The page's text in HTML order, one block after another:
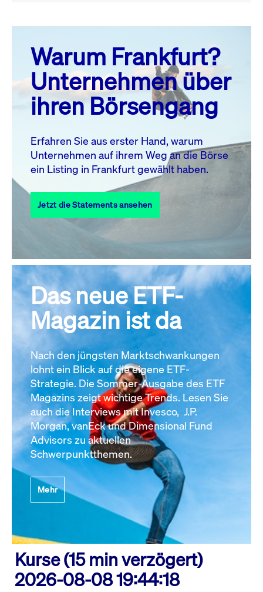
August 26
MO. DI. MI. DO. FR. SA. SO.
1
2
3
4 5 6 7 8
10 11 13 14
17
18 19 20 21 22
23
27 28
31
Alle Events
Warum Frankfurt?
Unternehmen über
ihren Börsengang
Erfahren Sie aus erster Hand, warum
Unternehmen auf ihrem Weg an die Börse
ein Listing in Frankfurt gewählt haben.
Jetzt die Statements ansehen
Das neue ETF-
Magazin ist da
Nach den jüngsten Marktschwankungen
lohnt ein Blick auf die eigene ETF-
Strategie. Die Sommer-Ausgabe des ETF
Magazins zeigt wichtige Trends. Lesen Sie
auch die Interviews mit Invesco, J.P.
Morgan, vanEck und Dimensional Fund
Advisors zu aktuellen
Schwerpunktthemen.
Mehr
Kurse (15 min verzögert)
2026-08-08 19:44:18